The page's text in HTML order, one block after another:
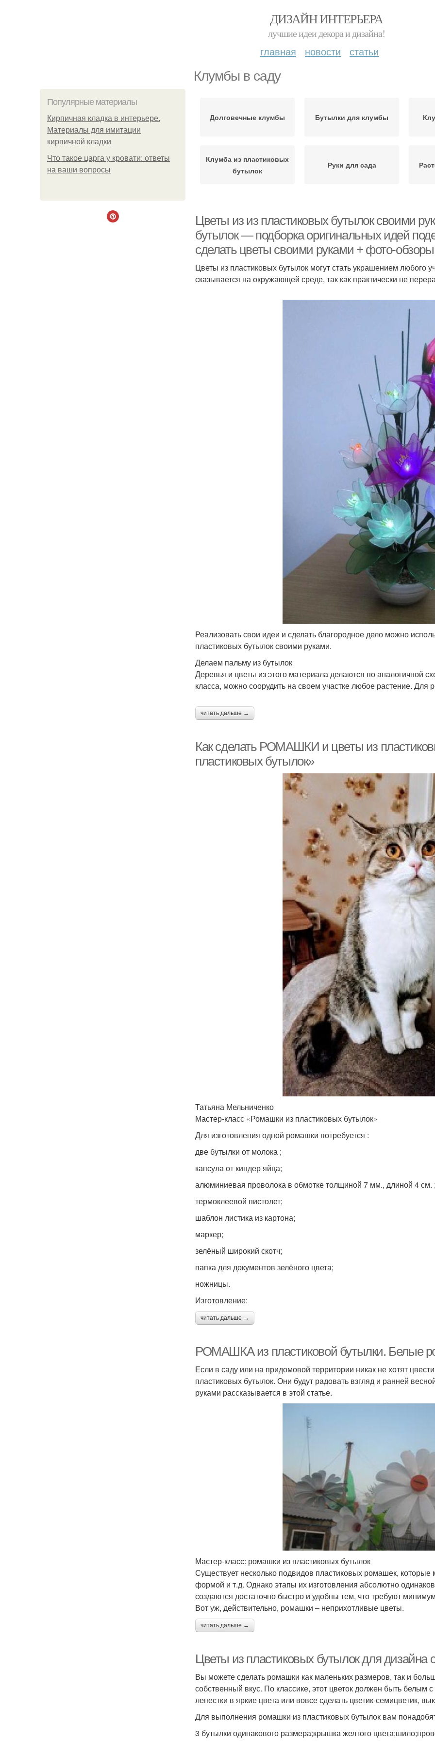
ДИЗАЙН ИНТЕРЬЕРА
лучшие идеи декора и дизайна!
главная новости статьи
Клумбы в саду
Популярные материалы
Кирпичная кладка в интерьере.
Материалы для имитации
кирпичной кладки
Что такое царга у кровати: ответы
на ваши вопросы
Долговечные клумбы Бутылки для клумбы
Клумба из пластиковых
бутылок
Руки для сада
Цветы из из пластиковых бутылок своими
бутылок — подборка оригинальных идей
сделать цветы своими руками + фото-обзоры
Цветы из пластиковых бутылок могут стать украшением любого
сказывается на окружающей среде, так как практически не
Реализовать свои идеи и сделать благородное дело можно
пластиковых бутылок своими руками.
Делаем пальму из бутылок
Деревья и цветы из этого материала делаются по аналогичной
класса, можно соорудить на своем участке любое растение. Для
читать дальше →
Как сделать РОМАШКИ и цветы из
пластиковых бутылок»
Татьяна Мельниченко
Мастер-класс «Ромашки из пластиковых бутылок»
Для изготовления одной ромашки потребуется :
две бутылки от молока ;
капсула от киндер яйца;
алюминиевая проволока в обмотке толщиной 7 мм., длиной 4 см.
термоклеевой пистолет;
шаблон листика из картона;
маркер;
зелёный широкий скотч;
папка для документов зелёного цвета;
ножницы.
Изготовление:
читать дальше →
РОМАШКА из пластиковой бутылки. Белые
Если в саду или на придомовой территории никак не хотят
пластиковых бутылок. Они будут радовать взгляд и ранней
руками рассказывается в этой статье.
Мастер-класс: ромашки из пластиковых бутылок
Существует несколько подвидов пластиковых ромашек, которые
формой и т.д. Однако этапы их изготовления абсолютно
создаются достаточно быстро и удобны тем, что требуют
Вот уж, действительно, ромашки – неприхотливые цветы.
читать дальше →
Цветы из пластиковых бутылок для дизайна
Вы можете сделать ромашки как маленьких размеров, так и
собственный вкус. По классике, этот цветок должен быть
лепестки в яркие цвета или вовсе сделать цветик-семицветик,
Для выполнения ромашки из пластиковых бутылок вам
3 бутылки одинакового размера;крышка желтого